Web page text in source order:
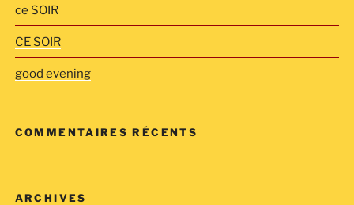
ce SOIR
CE SOIR
good evening
COMMENTAIRES RÉCENTS
ARCHIVES